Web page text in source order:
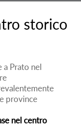
storico
a Prato nel
province
nel centro